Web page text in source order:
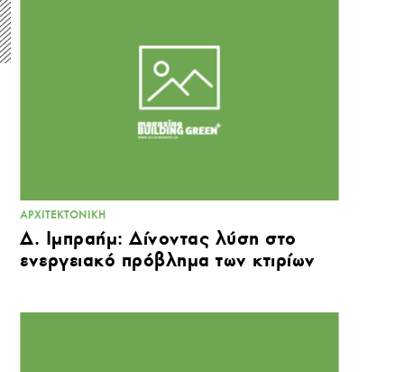
ΑΡΧΙΤΕΚΤΟΝΙΚΉ
Δ. Ιμπραήμ: Δίνοντας λύση στο
ενεργειακό πρόβλημα των κτιρίων